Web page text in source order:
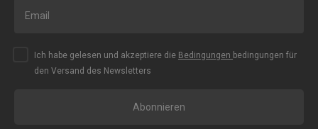
Abonnieren
Ich habe gelesen und akzeptiere die Bedingungen bedingungen für
den Versand des Newsletters